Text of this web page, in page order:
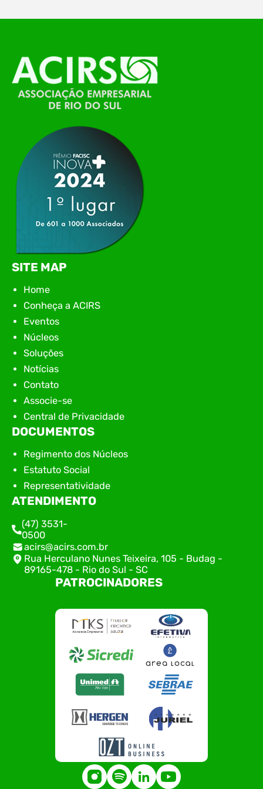
O Polo ACATE-ACIRS, por meio do NIAVI – Núcleo
de Tecnologia da Informação do Alto Vale do
Itajaí, realizou, no dia 21 de julho, o evento
Conexão Tech NIAVI, reunindo empresas de
tecnologia da região para uma noite de
apresentação de novas iniciativas para o setor. O
encontro aconteceu em Rio…
SITE MAP
Home
Conheça a ACIRS
Eventos
Núcleos
Soluções
Notícias
Contato
Associe-se
Central de Privacidade
DOCUMENTOS
Regimento dos Núcleos
Estatuto Social
Representatividade
ATENDIMENTO
(47) 3531-
0500
acirs@acirs.com.br
Rua Herculano Nunes Teixeira, 105 - Budag -
89165-478 - Rio do Sul - SC
PATROCINADORES